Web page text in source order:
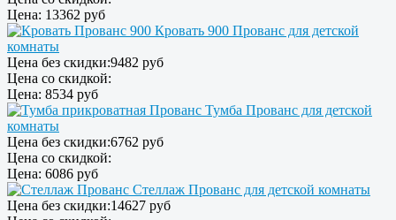
Цена: 13362 руб
Кровать 900 Прованс для детской
комнаты
Цена без скидки:9482 руб
Цена со скидкой:
Цена: 8534 руб
Тумба Прованс для детской
комнаты
Цена без скидки:6762 руб
Цена со скидкой:
Цена: 6086 руб
Стеллаж Прованс для детской комнаты
Цена без скидки:14627 руб